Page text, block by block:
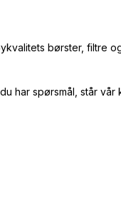
børster, filtre
har spørsmål, står